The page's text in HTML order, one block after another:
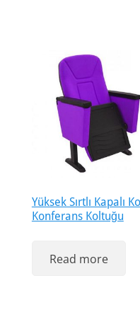
Yüksek Sırtlı Kapalı
Konferans Koltuğu
Read more